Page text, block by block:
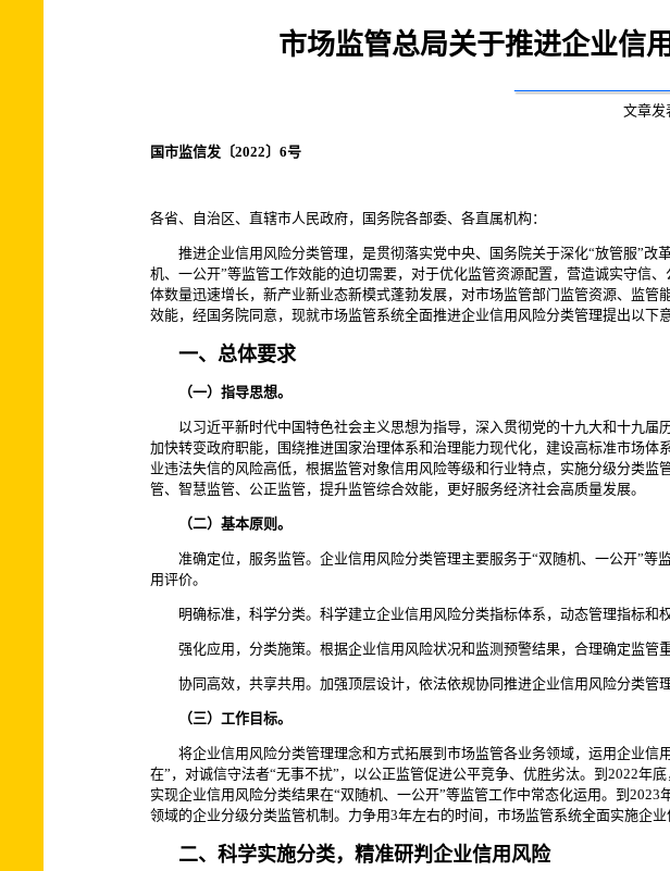
市场监管总局关于推进企业信
文章发
国市监信发〔2022〕6号
各省、自治区、直辖市人民政府，国务院各部委、各直属机构：
推进企业信用风险分类管理，是贯彻落实党中央、国务院关于深化“放管服”改
机、一公开”等监管工作效能的迫切需要，对于优化监管资源配置，营造诚实守信
体数量迅速增长，新产业新业态新模式蓬勃发展，对市场监管部门监管资源、监
效能，经国务院同意，现就市场监管系统全面推进企业信用风险分类管理提出以下意
一、总体要求
（一）指导思想。
以习近平新时代中国特色社会主义思想为指导，深入贯彻党的十九大和十九届
加快转变政府职能，围绕推进国家治理体系和治理能力现代化，建设高标准市场
业违法失信的风险高低，根据监管对象信用风险等级和行业特点，实施分级分类
管、智慧监管、公正监管，提升监管综合效能，更好服务经济社会高质量发展。
（二）基本原则。
准确定位，服务监管。企业信用风险分类管理主要服务于“双随机、一公开”等
用评价。
明确标准，科学分类。科学建立企业信用风险分类指标体系，动态管理指标和
强化应用，分类施策。根据企业信用风险状况和监测预警结果，合理确定监管
协同高效，共享共用。加强顶层设计，依法依规协同推进企业信用风险分类管
（三）工作目标。
将企业信用风险分类管理理念和方式拓展到市场监管各业务领域，运用企业信
在”，对诚信守法者“无事不扰”，以公正监管促进公平竞争、优胜劣汰。到2022年
实现企业信用风险分类结果在“双随机、一公开”等监管工作中常态化运用。到
领域的企业分级分类监管机制。力争用3年左右的时间，市场监管系统全面实施企
二、科学实施分类，精准研判企业信用风险